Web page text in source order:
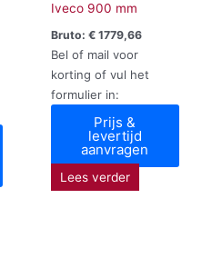
Iveco 900 mm
Bruto: €1779,66
Bel of mail voor
korting of vul het
formulier in:
Prijs &
levertijd
aanvragen
Lees verder